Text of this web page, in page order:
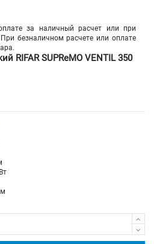
за наличный расчет или при
безналичном расчете или оплате
RIFAR SUPReMO VENTIL 350